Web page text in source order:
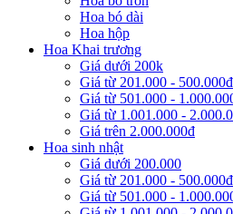
Hoa bó dài
Hoa hộp
Hoa Khai trương
Giá dưới 200k
Giá từ 201.000 - 500.000đ
Giá từ 501.000 -
Giá từ 1.001.000 -
Giá trên 2.000.000đ
Hoa sinh nhật
Giá dưới 200.000
Giá từ 201.000 - 500.000đ
Giá từ 501.000 -